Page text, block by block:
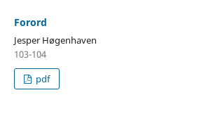
Forord
Jesper Høgenhaven
103-104
pdf